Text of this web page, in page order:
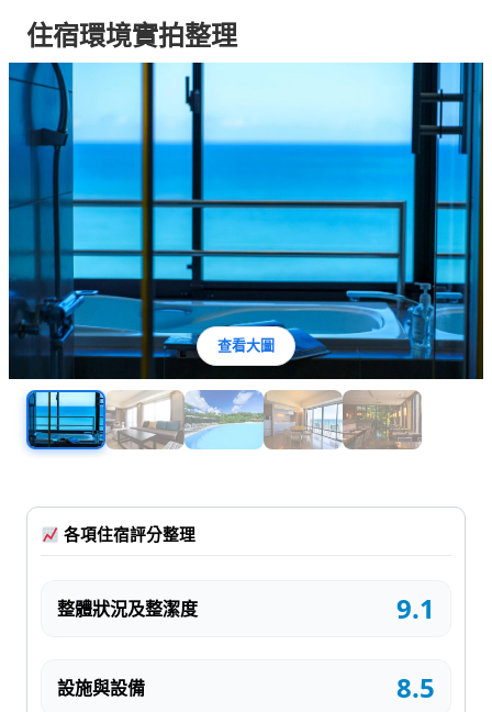
住宿環境實拍整理
查看大圖
各項住宿評分整理
整體狀況及整潔度 9.1
設施與設備 8.5